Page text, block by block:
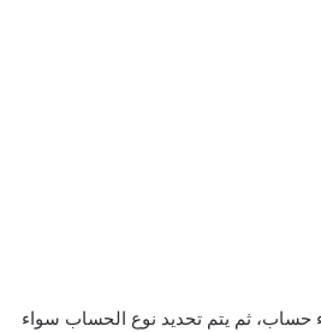
ثم يتم تحديد نوع الحساب سواء